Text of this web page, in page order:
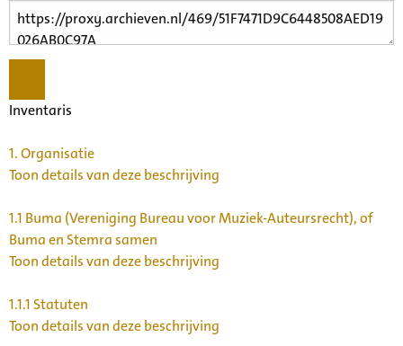
Inventaris
1.Organisatie
Toon details van deze beschrijving
1.1 Buma (Vereniging Bureau voor Muziek-Auteursrecht), of
Buma en Stemra samen
Toon details van deze beschrijving
1.1.1 Statuten
Toon details van deze beschrijving